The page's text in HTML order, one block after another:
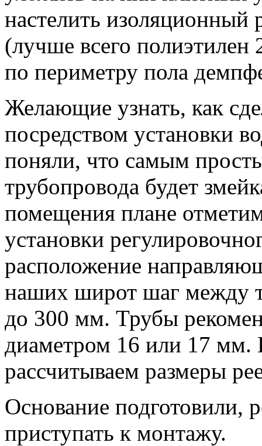
настелить изоляционный
(лучше всего полиэтилен
по периметру пола
Желающие узнать, как
посредством установки
поняли, что самым
трубопровода будет
помещения плане
установки
расположение
наших широт шаг между
до 300 мм. Трубы
диаметром 16 или 17
рассчитываем размеры
Основание подготовили,
приступать к монтажу.